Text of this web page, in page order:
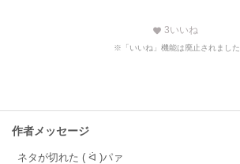
favorite 3いいね
※「いいね」機能は廃止されました
作者メッセージ
ネタが切れた ( ᐛ )パァ